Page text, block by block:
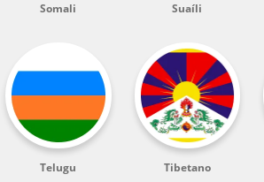
Somali Suaíli
Telugu Tibetano